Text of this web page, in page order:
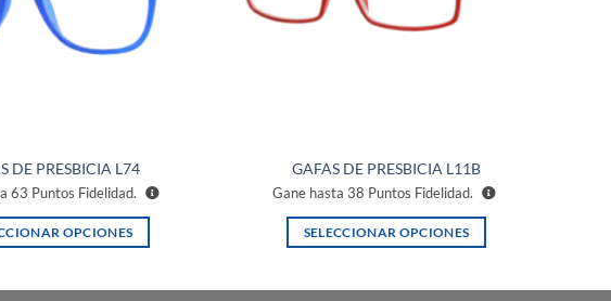
DE PRESBICIA L74
63 Puntos Fidelidad.
OPCIONES
GAFAS DE PRESBICIA L11B
Gane hasta 38 Puntos Fidelidad.
SELECCIONAR OPCIONES